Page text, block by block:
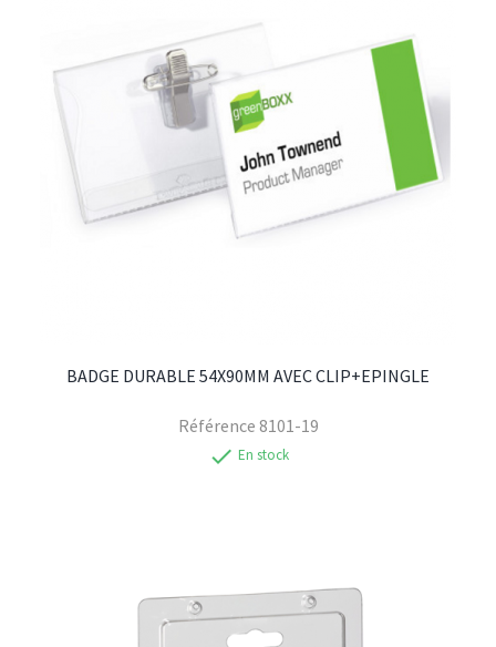
BADGE DURABLE 54X90MM AVEC CLIP+EPINGLE
Référence 8101-19
check En stock